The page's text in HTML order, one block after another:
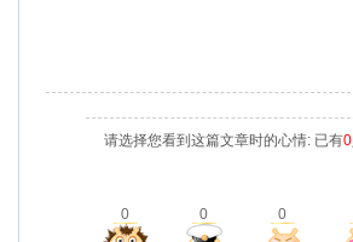
请选择您看到这篇文章时的心情: 已有0
0 0 0